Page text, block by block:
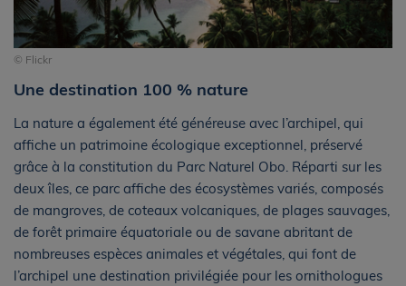
© Flickr
Une destination 100 % nature
La nature a également été généreuse avec l’archipel, qui
affiche un patrimoine écologique exceptionnel, préservé
grâce à la constitution du Parc Naturel Obo. Réparti sur les
deux îles, ce parc affiche des écosystèmes variés, composés
de mangroves, de coteaux volcaniques, de plages sauvages,
de forêt primaire équatoriale ou de savane abritant de
nombreuses espèces animales et végétales, qui font de
l’archipel une destination privilégiée pour les ornithologues